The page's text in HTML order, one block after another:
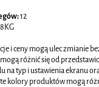
12
i ceny mogą ulec zmianie
różnić się od
na typ i ustawienia ekranu
kolory produktów mogą